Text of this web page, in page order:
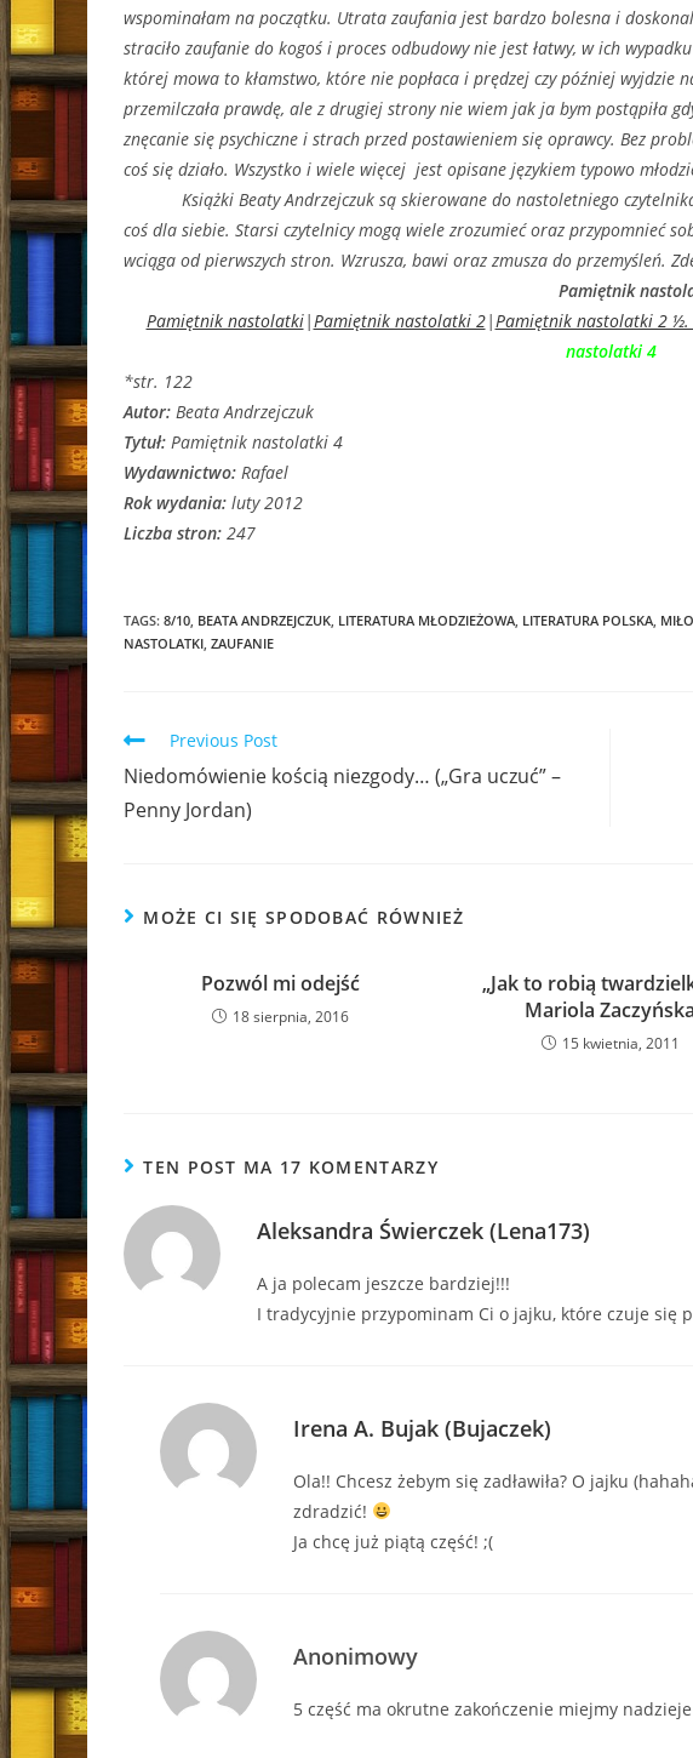
wspominałam na początku. Utrata zaufania jest bardzo bolesna i
straciło zaufanie do kogoś i proces odbudowy nie jest łatwy, w ich
której mowa to kłamstwo, które nie popłaca i prędzej czy później wyjdzie
przemilczała prawdę, ale z drugiej strony nie wiem jak ja bym postąpiła
znęcanie się psychiczne i strach przed postawieniem się oprawcy. Bez
coś się działo. Wszystko i wiele więcej jest opisane językiem typowo
Książki Beaty Andrzejczuk są skierowane do nastoletniego
coś dla siebie. Starsi czytelnicy mogą wiele zrozumieć oraz przypomnieć
wciąga od pierwszych stron. Wzrusza, bawi oraz zmusza do przemyśleń.
Pamiętnik
Pamiętnik nastolatki|Pamiętnik nastolatki 2|Pamiętnik nastolatki 2 ½.
nastolatki 4
*str. 122
Autor: Beata Andrzejczuk
Tytuł: Pamiętnik nastolatki 4
Wydawnictwo: Rafael
Rok wydania: luty 2012
Liczba stron: 247
TAGS: 8/10, BEATA ANDRZEJCZUK, LITERATURA MŁODZIEŻOWA, LITERATURA POLSKA,
NASTOLATKI, ZAUFANIE
Read
more
articles
Previous Post
Niedomówienie kością niezgody… („Gra uczuć” –
Penny Jordan)
MOŻE CI SIĘ SPODOBAĆ RÓWNIEŻ
Pozwól mi odejść
18 sierpnia, 2016
„Jak to robią
Mariola Zaczyńska
15 kwietnia, 2011
TEN POST MA 17 KOMENTARZY
Aleksandra Świerczek (Lena173)
A ja polecam jeszcze bardziej!!!
I tradycyjnie przypominam Ci o jajku, które czuje się
Irena A. Bujak (Bujaczek)
Ola!! Chcesz żebym się zadławiła? O jajku
zdradzić!
Ja chcę już piątą część! ;(
Anonimowy
5 część ma okrutne zakończenie miejmy